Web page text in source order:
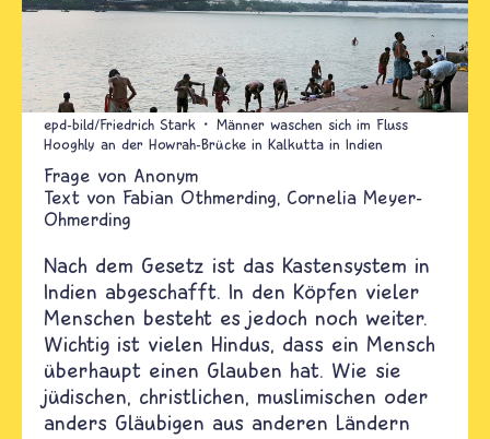
epd-bild/Friedrich Stark
Männer waschen sich im Fluss
Hooghly an der Howrah-Brücke in Kalkutta in Indien
Anonym
Text von Fabian Othmerding, Cornelia Meyer-
Ohmerding
Nach dem Gesetz ist das Kastensystem in
Indien abgeschafft. In den Köpfen vieler
Menschen besteht es jedoch noch weiter.
Wichtig ist vielen Hindus, dass ein Mensch
überhaupt einen Glauben hat. Wie sie
jüdischen, christlichen, muslimischen oder
anders Gläubigen aus anderen Ländern